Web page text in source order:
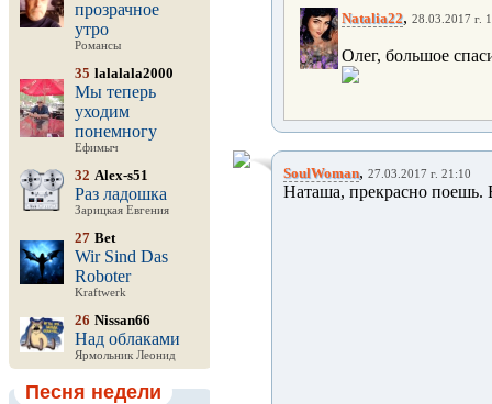
прозрачное
утро
Романсы
35 lalalala2000
Мы теперь
уходим
понемногу
Ефимыч
32 Alex-s51
Раз ладошка
Зарицкая Евгения
27 Bet
Wir Sind Das
Roboter
Kraftwerk
26 Nissan66
Над облаками
Ярмольник Леонид
Песня недели
Natalia22, 28.03.2017 г.
Олег, большое
SoulWoman, 27.03.2017 г. 21:10
Наташа, прекрасно поешь.